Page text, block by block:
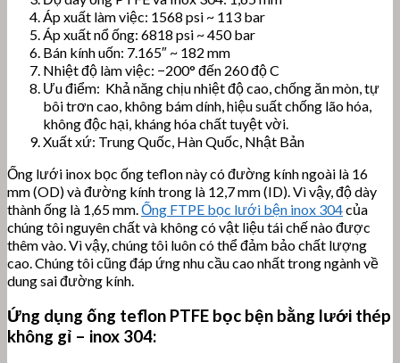
Áp xuất làm việc: 1568 psi ~ 113 bar
Áp xuất nổ ống: 6818 psi ~ 450 bar
Bán kính uốn: 7.165″ ~ 182 mm
Nhiệt độ làm việc: −200° đến 260 độ C
Ưu điểm: Khả năng chịu nhiệt độ cao, chống ăn mòn, tự
bôi trơn cao, không bám dính, hiệu suất chống lão hóa,
không độc hại, kháng hóa chất tuyệt vời.
Xuất xứ: Trung Quốc, Hàn Quốc, Nhật Bản
Ống lưới inox bọc ống teflon này có đường kính ngoài là 16
mm (OD) và đường kính trong là 12,7 mm (ID). Vì vậy, độ dày
thành ống là 1,65 mm. Ống FTPE bọc lưới bện inox 304của
chúng tôi nguyên chất và không có vật liệu tái chế nào được
thêm vào. Vì vậy, chúng tôi luôn có thể đảm bảo chất lượng
cao. Chúng tôi cũng đáp ứng nhu cầu cao nhất trong ngành về
dung sai đường kính.
Ứng dụng ống teflon PTFE bọc bện bằng lưới thép
không gỉ – inox 304: